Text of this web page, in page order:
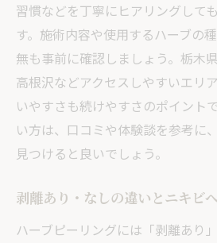
習慣などを丁寧にヒアリングして
す。施術内容や使用するハーブの
無も事前に確認しましょう。栃木
高根沢などアクセスしやすいエリ
いやすさも続けやすさのポイント
い方は、口コミや体験談を参考に
見つけると良いでしょう。
剥離あり・なしの違いとニキビ
ハーブピーリングには「剥離あり